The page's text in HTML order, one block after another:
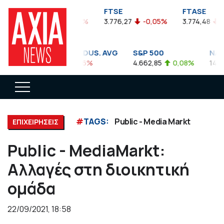
FTSEA
899,47 -0,04%
FTSE
3.776,27 -0,05%
FTASE
3.774,48 -
DOW JONES INDUS. AVG
35.911,81
S&P 500
4.662,85 0,08%
ΕΠΙΧΕΙΡΗΣΕΙΣ #TAGS: Public - Media Markt
Public - MediaMarkt:
Αλλαγές στη διοικητική
ομάδα
22/09/2021, 18:58